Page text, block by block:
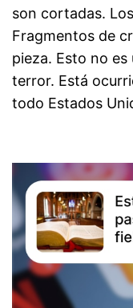
son cortadas.
Fragmentos de
pieza. Esto no es
terror. Está
todo Estados